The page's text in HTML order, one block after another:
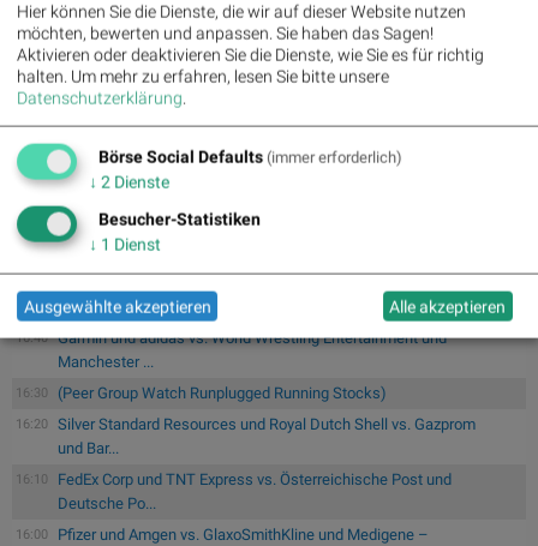
17:20
Mayr-Melnhof und Palfinger vs. RHI und Andritz – kommentierter
KW 3...
17:10
Swiss Re und Generali Assicuraz. vs. Zurich Insurance und
17:00
Tele Columbus und Deutsche Telekom vs. BT Group und
Telekom Austria...
07.08.
Verschmelzung von KI mit realen Systemen: Roboter,
Maschinen und Fa...:Wenn KI auf die reale Welt trifft: „Physical
AI...
kom...
16:40
Garmin und adidas vs. World Wrestling Entertainment und
Manchester ...
16:30 (Peer Group Watch Runplugged Running Stocks)
16:20
Silver Standard Resources und Royal Dutch Shell vs. Gazprom
und Bar...
16:10
FedEx Corp und TNT Express vs. Österreichische Post und
Deutsche Po...
16:00
Pfizer und Amgen vs. GlaxoSmithKline und Medigene –
Hier können Sie die Dienste, die wir auf dieser Website nutzen
möchten, bewerten und anpassen. Sie haben das Sagen!
Aktivieren oder deaktivieren Sie die Dienste, wie Sie es für richtig
halten. Um mehr zu erfahren, lesen Sie bitte unsere
Datenschutzerklärung.
Börse Social Defaults (immer erforderlich)
↓ 2 Dienste
Besucher-Statistiken
↓ 1 Dienst
Ausgewählte akzeptieren Alle akzeptieren